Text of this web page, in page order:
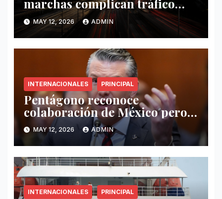
marchas complican tráfico
este 12 de mayo
MAY 12, 2026 ADMIN
INTERNACIONALES PRINCIPAL
Pentágono reconoce
colaboración de México pero
exige mayor operatividad
antidrogas
MAY 12, 2026 ADMIN
INTERNACIONALES PRINCIPAL